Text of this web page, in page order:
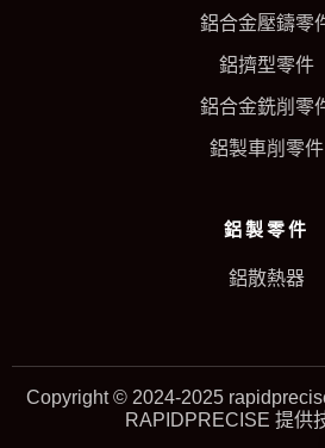
鋁合金壓鑄零
鋁擠型零件
鋁合金銑削零
鋁製車削零件
鋁製零件
鋁散熱器
Copyright © 2024-2025
RAPIDPRECISE 提供